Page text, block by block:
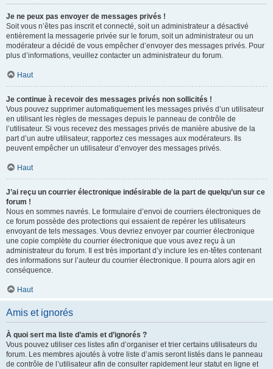
Je ne peux pas envoyer de messages privés !
Soit vous n’êtes pas inscrit et connecté, soit un administrateur a désactivé
entièrement la messagerie privée sur le forum, soit un administrateur ou un
modérateur a décidé de vous empêcher d’envoyer des messages privés. Pour
plus d’informations, veuillez contacter un administrateur du forum.
Haut
Je continue à recevoir des messages privés non sollicités !
Vous pouvez supprimer automatiquement les messages privés d’un utilisateur
en utilisant les règles de messages depuis le panneau de contrôle de
l’utilisateur. Si vous recevez des messages privés de manière abusive de la
part d’un autre utilisateur, rapportez ces messages aux modérateurs. Ils
peuvent empêcher un utilisateur d’envoyer des messages privés.
Haut
J’ai reçu un courrier électronique indésirable de la part de quelqu’un sur ce
forum !
Nous en sommes navrés. Le formulaire d’envoi de courriers électroniques de
ce forum possède des protections qui essaient de repérer les utilisateurs
envoyant de tels messages. Vous devriez envoyer par courrier électronique
une copie complète du courrier électronique que vous avez reçu à un
administrateur du forum. Il est très important d’y inclure les en-têtes contenant
des informations sur l’auteur du courrier électronique. Il pourra alors agir en
conséquence.
Haut
Amis et ignorés
À quoi sert ma liste d’amis et d’ignorés ?
Vous pouvez utiliser ces listes afin d’organiser et trier certains utilisateurs du
forum. Les membres ajoutés à votre liste d’amis seront listés dans le panneau
de contrôle de l’utilisateur afin de consulter rapidement leur statut en ligne et